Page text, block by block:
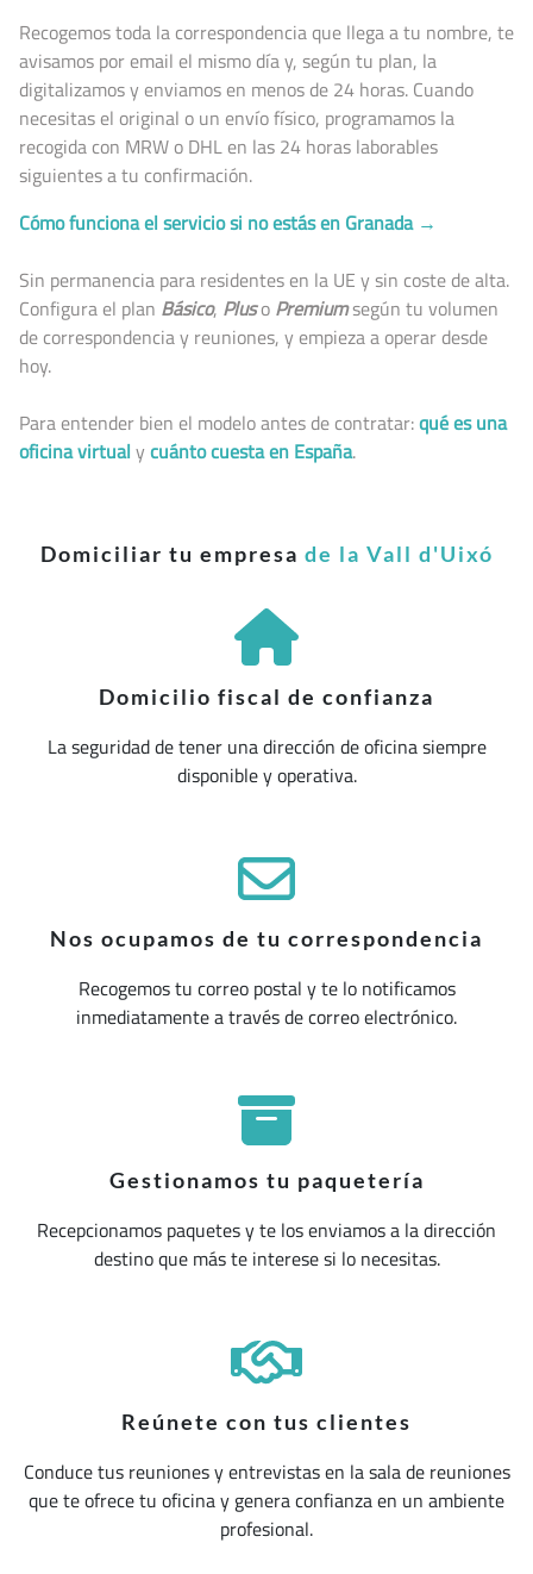
Recogemos toda la correspondencia que llega a tu nombre, te
avisamos por email el mismo día y, según tu plan, la
digitalizamos y enviamos en menos de 24 horas. Cuando
necesitas el original o un envío físico, programamos la
recogida con MRW o DHL en las 24 horas laborables
siguientes a tu confirmación.
Cómo funciona el servicio si no estás en Granada →
Sin permanencia para residentes en la UE y sin coste de alta.
Configura el plan Básico, Pluso Premiumsegún tu volumen
de correspondencia y reuniones, y empieza a operar desde
hoy.
Para entender bien el modelo antes de contratar:qué es una
oficina virtual ycuánto cuesta en España.
Domiciliar tu empresa de la Vall d'Uixó
Domicilio fiscal de confianza
La seguridad de tener una dirección de oficina siempre
disponible y operativa.
Nos ocupamos de tu correspondencia
Recogemos tu correo postal y te lo notificamos
inmediatamente a través de correo electrónico.
Gestionamos tu paquetería
Recepcionamos paquetes y te los enviamos a la dirección
destino que más te interese si lo necesitas.
Reúnete con tus clientes
Conduce tus reuniones y entrevistas en la sala de reuniones
que te ofrece tu oficina y genera confianza en un ambiente
profesional.